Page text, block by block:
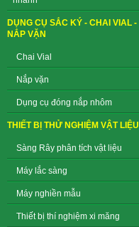
DỤNG CỤ SẮC KÝ - CHAI VIAL -
NẮP VẶN
Chai Vial
Nắp vặn
Dụng cụ đóng nắp nhôm
THIẾT BỊ THỬ NGHIỆM VẬT LIỆU
Sàng Rây phân tích vật liệu
Máy lắc sàng
Máy nghiền mẫu
Thiết bị thí nghiệm xi măng